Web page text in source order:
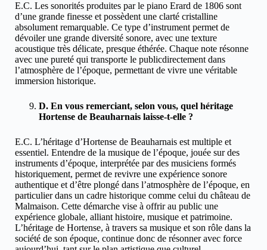
E.C. Les sonorités produites par le piano Erard de 1806 sont
d’une grande finesse et possèdent une clarté cristalline
absolument remarquable. Ce type d’instrument permet de
dévoiler une grande diversité sonore, avec une texture
acoustique très délicate, presque éthérée. Chaque note résonne
avec une pureté qui transporte le publicdirectement dans
l’atmosphère de l’époque, permettant de vivre une véritable
immersion historique.
D. En vous remerciant, selon vous, quel héritage
Hortense de Beauharnais laisse-t-elle ?
E.C. L’héritage d’Hortense de Beauharnais est multiple et
essentiel. Entendre de la musique de l’époque, jouée sur des
instruments d’époque, interprétée par des musiciens formés
historiquement, permet de revivre une expérience sonore
authentique et d’être plongé dans l’atmosphère de l’époque, en
particulier dans un cadre historique comme celui du château de
Malmaison. Cette démarche vise à offrir au public une
expérience globale, alliant histoire, musique et patrimoine.
L’héritage de Hortense, à travers sa musique et son rôle dans la
société de son époque, continue donc de résonner avec force